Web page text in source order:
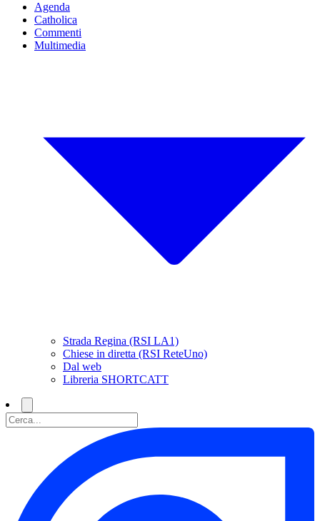
Agenda
Catholica
Commenti
Multimedia
Strada Regina (RSI LA1)
Chiese in diretta (RSI ReteUno)
Dal web
Libreria SHORTCATT